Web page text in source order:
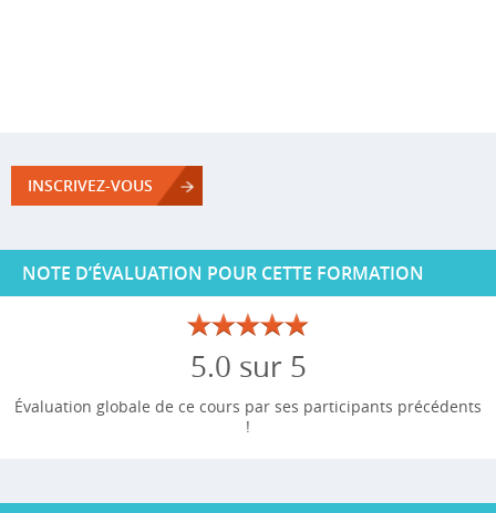
INSCRIVEZ-VOUS
NOTE D’ÉVALUATION POUR CETTE FORMATION
5.0 sur 5
Évaluation globale de ce cours par ses participants précédents
!